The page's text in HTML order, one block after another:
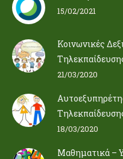
15/02/2021
Κοινωνικές
21/03/2020
18/03/2020
Μαθηματικά –